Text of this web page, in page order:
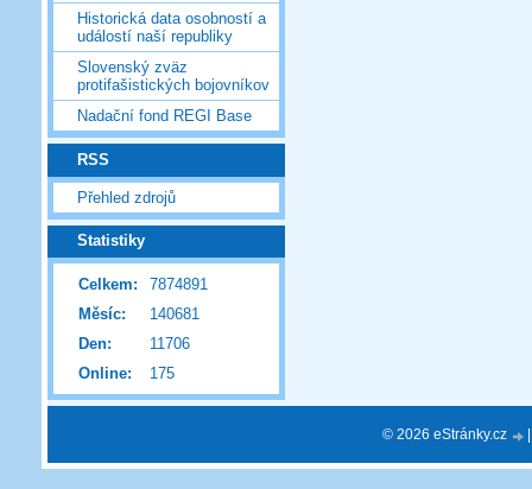
Historická data osobností a
událostí naší republiky
Slovenský zväz
protifašistických bojovníkov
Nadační fond REGI Base
RSS
Přehled zdrojů
Statistiky
Online: 175
Celkem:
7874891
Měsíc:
140681
Den:
11706
© 2026 eStránky.cz